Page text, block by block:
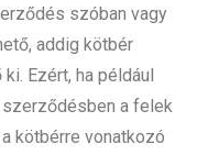
szóban vagy
addig kötbér
Ezért, ha például
a felek
kötbérre vonatkozó